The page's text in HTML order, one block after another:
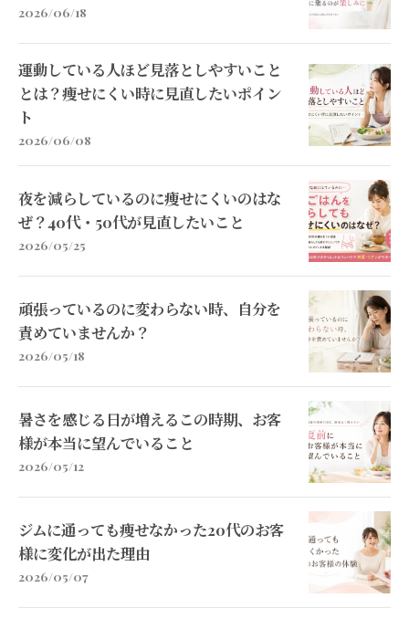
2026/06/18
運動している人ほど見落としやすいこと
とは？痩せにくい時に見直したいポイン
ト
2026/06/08
夜を減らしているのに痩せにくいのはな
ぜ？40代・50代が見直したいこと
2026/05/25
頑張っているのに変わらない時、自分を
責めていませんか？
2026/05/18
暑さを感じる日が増えるこの時期、お客
様が本当に望んでいること
2026/05/12
ジムに通っても痩せなかった20代のお客
様に変化が出た理由
2026/05/07